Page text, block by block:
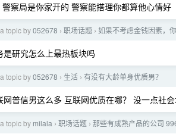
警察局是你家开的 警察能搭理你都算他心情好
topic by052678 › 职场话题 › 如果不考虑金钱因素，
是研究怎么上最热板块吗
topic by052678 › 生活 › 有没有大龄单身优质男？
网普信男这么多 互联网优质在哪？ 没一点社
topic by milala › 职场话题 › 那些有成熟产品的公司